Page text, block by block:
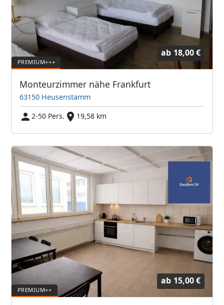
ab 18,00 €
Monteurzimmer nähe Frankfurt
63150 Heusenstamm
2-50 Pers.
19,58 km
ab 15,00 €